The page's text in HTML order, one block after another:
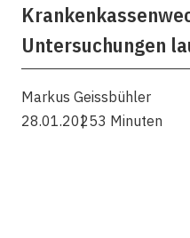
Untersuchungen
Markus Geissbühler
28.01.20253 Minuten